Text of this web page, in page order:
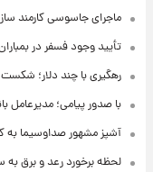
ماجرای جاسوسی کارمند
تأیید وجود فسفر در
رهگیری با چند دلار؛
با صدور پیامی؛ مدیرعامل
آشپز مشهور صداوسیما به
لحظه برخورد رعد و برق به